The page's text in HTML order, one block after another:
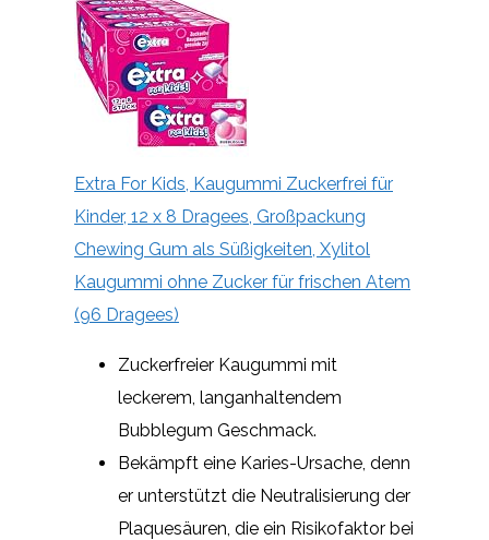
Extra For Kids, Kaugummi Zuckerfrei für
Kinder, 12 x 8 Dragees, Großpackung
Chewing Gum als Süßigkeiten, Xylitol
Kaugummi ohne Zucker für frischen Atem
(96 Dragees)
Zuckerfreier Kaugummi mit
leckerem, langanhaltendem
Bubblegum Geschmack.
Bekämpft eine Karies-Ursache, denn
er unterstützt die Neutralisierung der
Plaquesäuren, die ein Risikofaktor bei